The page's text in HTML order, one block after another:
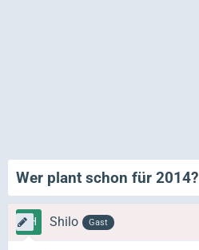
Wer plant schon für 2014?
Shilo Gast